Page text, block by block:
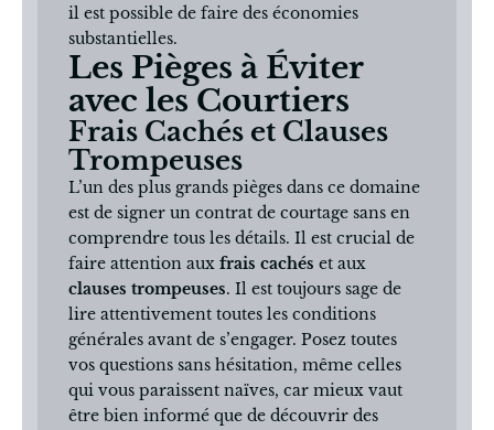
il est possible de faire des économies
substantielles.
Les Pièges à Éviter
avec les Courtiers
Frais Cachés et Clauses
Trompeuses
L’un des plus grands pièges dans ce domaine
est de signer un contrat de courtage sans en
comprendre tous les détails. Il est crucial de
faire attention aux frais cachés et aux
clauses trompeuses. Il est toujours sage de
lire attentivement toutes les conditions
générales avant de s’engager. Posez toutes
vos questions sans hésitation, même celles
qui vous paraissent naïves, car mieux vaut
être bien informé que de découvrir des